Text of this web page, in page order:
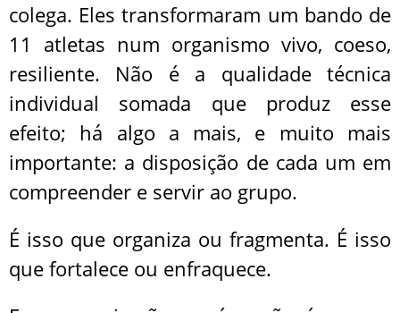
colega. Eles transformaram um bando de
11 atletas num organismo vivo, coeso,
resiliente. Não é a qualidade técnica
individual somada que produz esse
efeito; há algo a mais, e muito mais
importante: a disposição de cada um em
compreender e servir ao grupo.
É isso que organiza ou fragmenta. É isso
que fortalece ou enfraquece.